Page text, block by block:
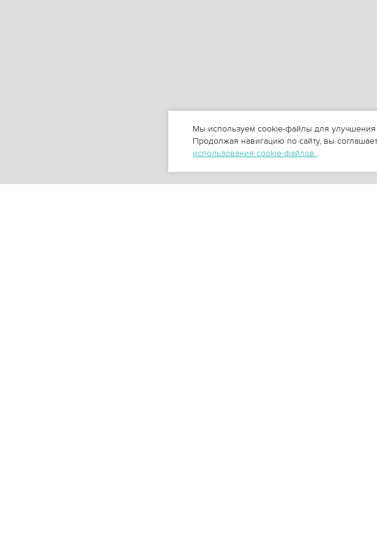
Мы используем cookie-файлы для улучшения
Продолжая навигацию по сайту, вы
использования cookie-файлов .